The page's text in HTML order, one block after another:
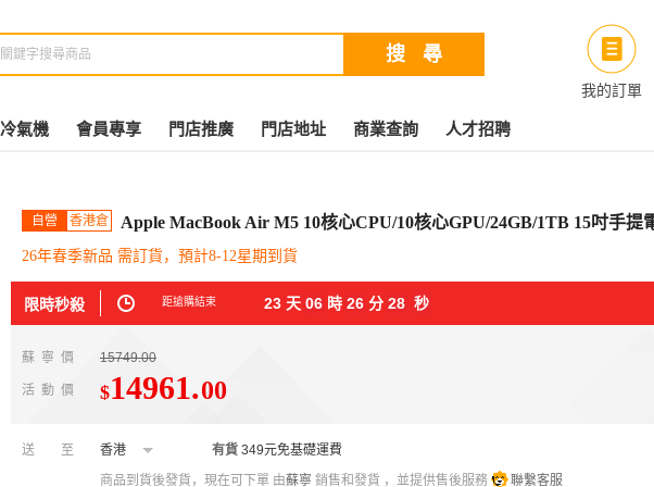
我的訂單
冷氣機 會員專享 門店推廣 門店地址 商業查詢 人才招聘
自營 香港倉 Apple MacBook Air M5 10核心CPU/10核心GPU/24GB/1TB 15吋手提
26年春季新品 需訂貨，預計8-12星期到貨
限時秒殺 距搶購結束 23 天 06 時 26 分 27 秒
蘇寧價 15749.00
活動價 $14961.00
送至 香港 有貨 349元免基礎運費
商品到貨後發貨，現在可下單 由蘇寧 銷售和發貨 ，並提供售後服務 聯繫客服